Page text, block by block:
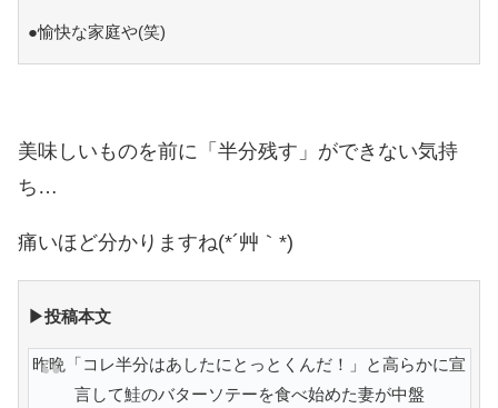
●愉快な家庭や(笑)
美味しいものを前に「半分残す」ができない気持
ち…
痛いほど分かりますね(*´艸｀*)
▶投稿本文
昨晩「コレ半分はあしたにとっとくんだ！」と高らかに宣
言して鮭のバターソテーを食べ始めた妻が中盤